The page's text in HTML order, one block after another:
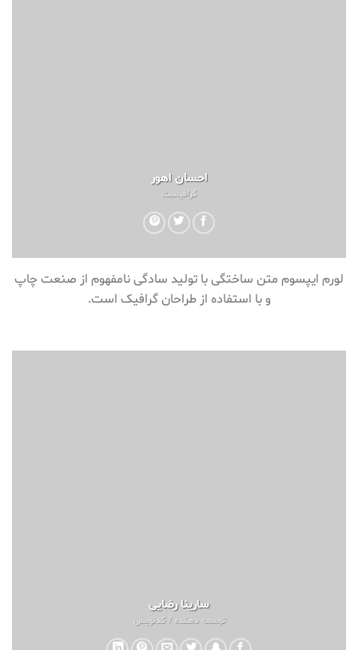
احسان اهور
گرافیست
لورم ایپسوم متن ساختگی با تولید سادگی نامفهوم از صنعت چاپ
و با استفاده از طراحان گرافیک است.
سارینا رضایی
توسعه دهنده / کدنویس